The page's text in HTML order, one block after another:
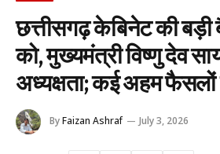
छत्तीसगढ़ केबिनेट की
को, मुख्यमंत्री विष्णु देव
अध्यक्षता; कई अहम फैसलों
ByFaizan Ashraf July 3, 2026